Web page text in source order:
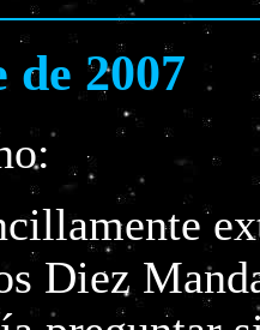
de 2007
Diez